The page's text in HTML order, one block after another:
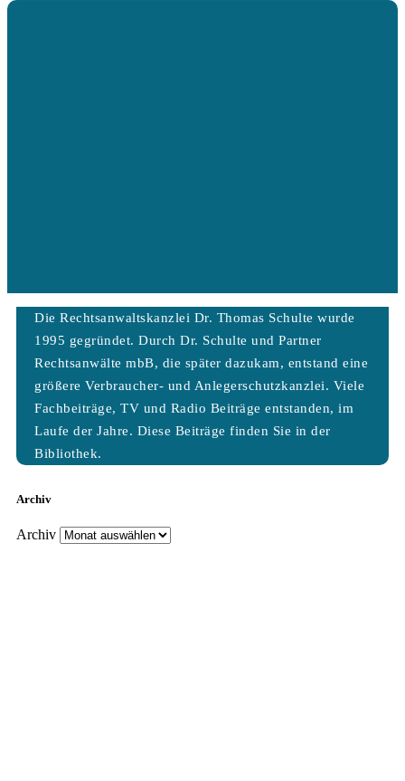
Die Rechtsanwaltskanzlei Dr. Thomas Schulte wurde
1995 gegründet. Durch Dr. Schulte und Partner
Rechtsanwälte mbB, die später dazukam, entstand eine
größere Verbraucher- und Anlegerschutzkanzlei. Viele
Fachbeiträge, TV und Radio Beiträge entstanden, im
Laufe der Jahre. Diese Beiträge finden Sie in der
Bibliothek.
Archiv
Archiv